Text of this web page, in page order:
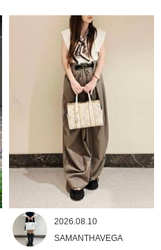
2026.08.10
SAMANTHAVEGA